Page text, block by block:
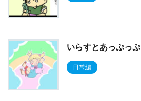
いらすとあっぷっぷ
日常編